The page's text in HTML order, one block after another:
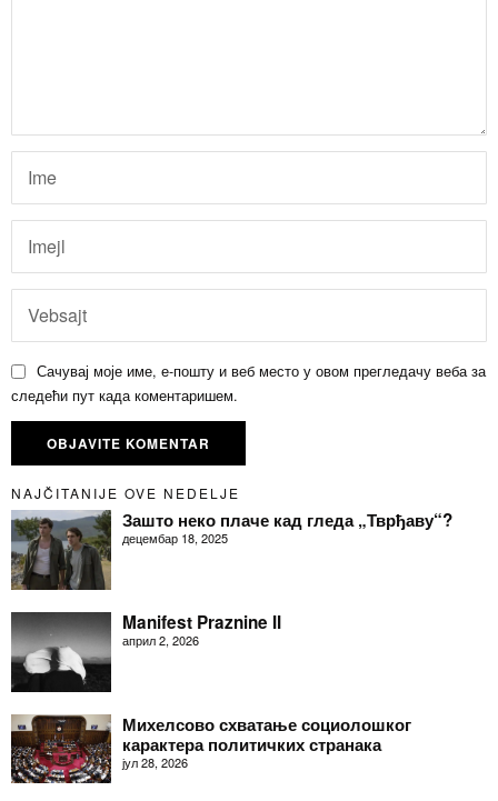
Сачувај моје име, е-пошту и веб место у овом прегледачу веба за
следећи пут када коментаришем.
NAJČITANIJE OVE NEDELJE
Зашто неко плаче кад гледа „Тврђаву“?
децембар 18, 2025
Manifest Praznine II
април 2, 2026
Михелсово схватање социолошког
карактера политичких странака
јул 28, 2026